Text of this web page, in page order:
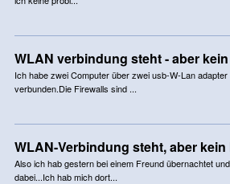
WLAN verbindung steht - aber
Ich habe zwei Computer über zwei usb-W-Lan
verbunden.Die Firewalls sind ...
WLAN-Verbindung steht, aber kein
Also ich hab gestern bei einem Freund übernachtet
dabei...Ich hab mich dort...